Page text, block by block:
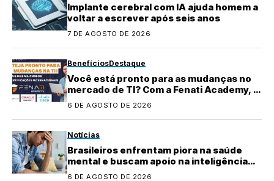
Implante cerebral com IA ajuda homem a
voltar a escrever após seis anos
7 DE AGOSTO DE 2026
BenefíciosDestaque
Você está pronto para as mudanças no
mercado de TI? Com a Fenati Academy, é
fácil se atualizar!
6 DE AGOSTO DE 2026
Notícias
Brasileiros enfrentam piora na saúde
mental e buscam apoio na inteligência
artificial
6 DE AGOSTO DE 2026